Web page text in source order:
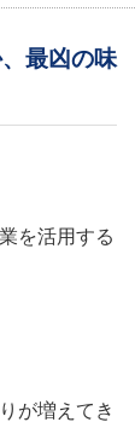
最凶の味
を活用する
が増えてき